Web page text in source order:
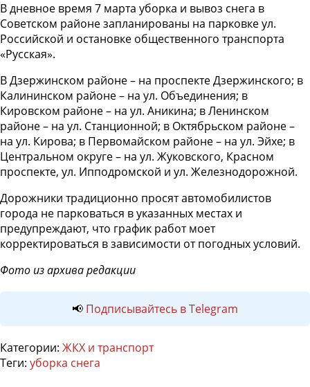
В дневное время 7 марта уборка и вывоз снега в
Советском районе запланированы на парковке ул.
Российской и остановке общественного транспорта
«Русская».
В Дзержинском районе – на проспекте Дзержинского; в
Калининском районе – на ул. Объединения; в
Кировском районе – на ул. Аникина; в Ленинском
районе – на ул. Станционной; в Октябрьском районе –
на ул. Кирова; в Первомайском районе – на ул. Эйхе; в
Центральном округе – на ул. Жуковского, Красном
проспекте, ул. Ипподромской и ул. Железнодорожной.
Дорожники традиционно просят автомобилистов
города не парковаться в указанных местах и
предупреждают, что график работ моет
корректироваться в зависимости от погодных условий.
Фото из архива редакции
📢 Подписывайтесь в Telegram
Категории: ЖКХ и транспорт
Теги: уборка снега